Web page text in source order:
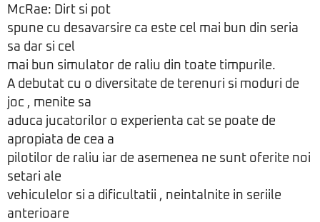
McRae: Dirt si pot
spune cu desavarsire ca este cel mai bun din seria
sa dar si cel
mai bun simulator de raliu din toate timpurile.
A debutat cu o diversitate de terenuri si moduri de
joc , menite sa
aduca jucatorilor o experienta cat se poate de
apropiata de cea a
pilotilor de raliu iar de asemenea ne sunt oferite noi
setari ale
vehiculelor si a dificultatii , neintalnite in seriile
anterioare